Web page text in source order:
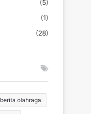
(5)
(1)
(28)
berita olahraga